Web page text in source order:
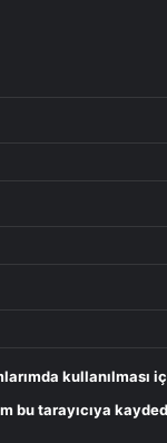
kullanılması
bu tarayıcıya